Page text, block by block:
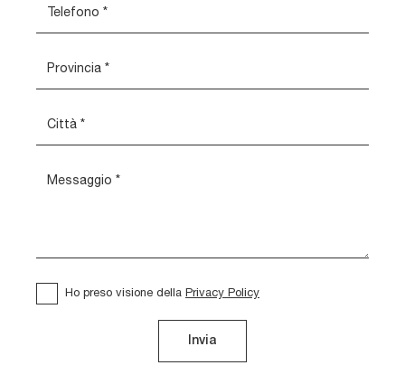
Ho preso visione della Privacy Policy
Invia